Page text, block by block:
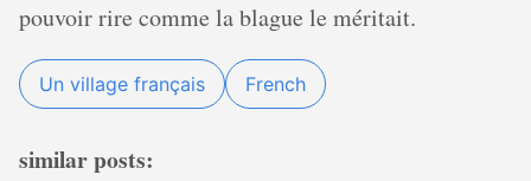
pouvoir rire comme la blague le méritait.
Un village français French
similar posts: